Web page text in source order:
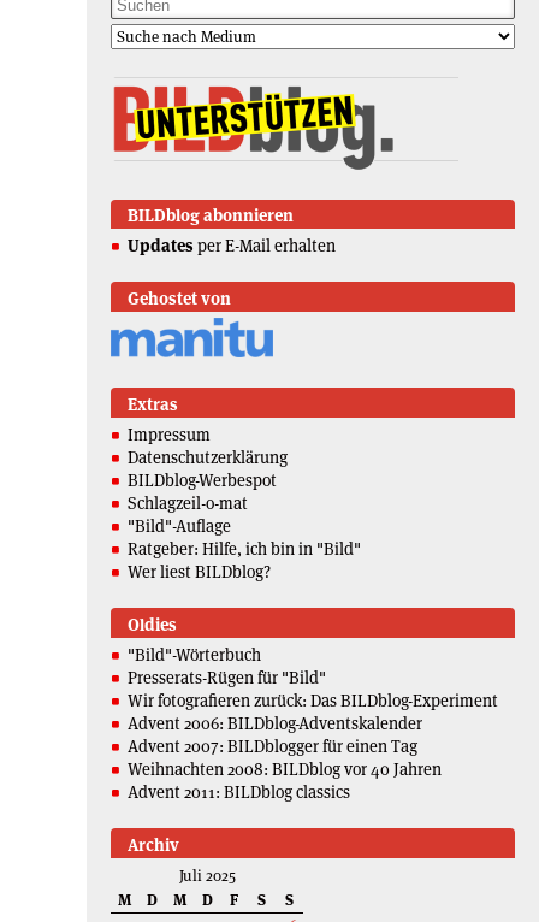
BILDblog abonnieren
Updates per E-Mail erhalten
Gehostet von
Extras
Impressum
Datenschutzerklärung
BILDblog-Werbespot
Schlagzeil-o-mat
"Bild"-Auflage
Ratgeber: Hilfe, ich bin in "Bild"
Wer liest BILDblog?
Oldies
"Bild"-Wörterbuch
Presserats-Rügen für "Bild"
Wir fotografieren zurück: Das BILDblog-Experiment
Advent 2006: BILDblog-Adventskalender
Advent 2007: BILDblogger für einen Tag
Weihnachten 2008: BILDblog vor 40 Jahren
Advent 2011: BILDblog classics
Archiv
Juli 2025
M
D M D F S
S